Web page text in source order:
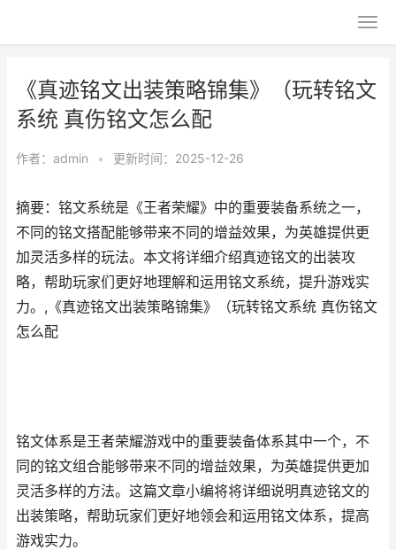
《真迹铭文出装策略锦集》（玩转铭文
系统 真伤铭文怎么配
作者： admin • 更新时间：2025-12-26
摘要：铭文系统是《王者荣耀》中的重要装备系统之一，
不同的铭文搭配能够带来不同的增益效果，为英雄提供更
加灵活多样的玩法。本文将详细介绍真迹铭文的出装攻
略，帮助玩家们更好地理解和运用铭文系统，提升游戏实
力。,《真迹铭文出装策略锦集》（玩转铭文系统 真伤铭文
怎么配
铭文体系是王者荣耀游戏中的重要装备体系其中一个，不
同的铭文组合能够带来不同的增益效果，为英雄提供更加
灵活多样的方法。这篇文章小编将将详细说明真迹铭文的
出装策略，帮助玩家们更好地领会和运用铭文体系，提高
游戏实力。